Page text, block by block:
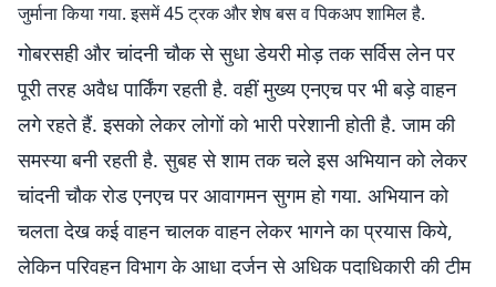
जुर्माना किया गया. इसमें 45 ट्रक और शेष बस व पिकअप शामिल है.
गोबरसही और चांदनी चौक से सुधा डेयरी मोड़ तक सर्विस लेन पर
पूरी तरह अवैध पार्किंग रहती है. वहीं मुख्य एनएच पर भी बड़े वाहन
लगे रहते हैं. इसको लेकर लोगों को भारी परेशानी होती है. जाम की
समस्या बनी रहती है. सुबह से शाम तक चले इस अभियान को लेकर
चांदनी चौक रोड एनएच पर आवागमन सुगम हो गया. अभियान को
चलता देख कई वाहन चालक वाहन लेकर भागने का प्रयास किये,
लेकिन परिवहन विभाग के आधा दर्जन से अधिक पदाधिकारी की टीम